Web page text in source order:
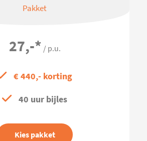
Pakket
27,-* / p.u.
€ 440,- korting
40 uur bijles
Kies pakket